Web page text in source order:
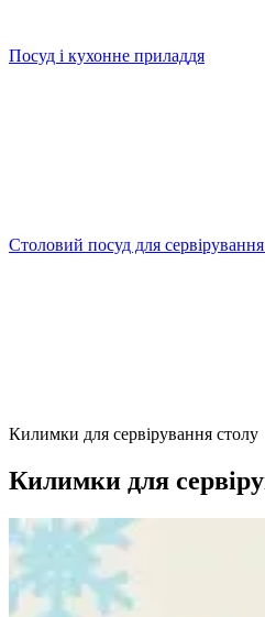
Посуд і кухонне приладдя
Столовий посуд для
Килимки для сервірування столу
Килимки для